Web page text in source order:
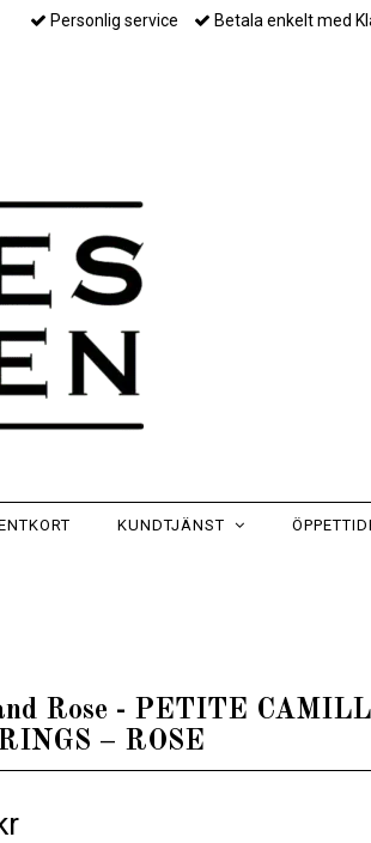
Personlig service Betala enkelt med
KUNDTJÄNST
Rose - PETITE
– ROSE